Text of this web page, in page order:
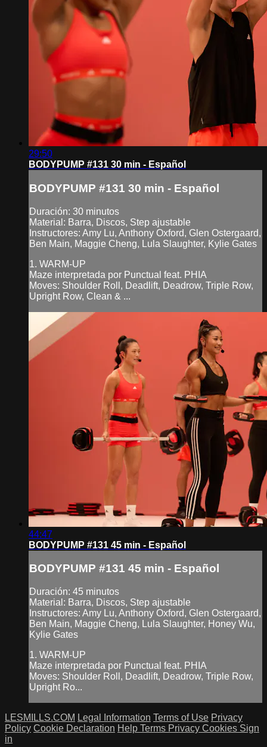
29:50
BODYPUMP #131 30 min - Español
BODYPUMP #131 30 min - Español
Duración: 30 minutos
Material: Barra, Discos, Step ajustable
Instructores: Amy Lu, Anthony Oxford, Glen Ostergaard,
Ben Main, Maggie Cheng, Lula Slaughter, Kylie Gates
1. WARM-UP
Maze interpretada por Punctual feat. PHIA
Moves: Shoulder Roll, Deadlift, Deadrow, Triple Row,
Upright Row, Clean & ...
44:47
BODYPUMP #131 45 min - Español
BODYPUMP #131 45 min - Español
Duración: 45 minutos
Material: Barra, Discos, Step ajustable
Instructores: Amy Lu, Anthony Oxford, Glen Ostergaard,
Ben Main, Maggie Cheng, Lula Slaughter, Honey Wu,
Kylie Gates
1. WARM-UP
Maze interpretada por Punctual feat. PHIA
Moves: Shoulder Roll, Deadlift, Deadrow, Triple Row,
Upright Ro...
LESMILLS.COM Legal Information Terms of Use Privacy
Policy Cookie Declaration Help Terms Privacy Cookies Sign
in